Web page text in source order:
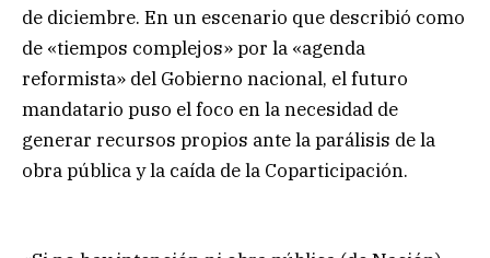
de diciembre. En un escenario que describió como
de «tiempos complejos» por la «agenda
reformista» del Gobierno nacional, el futuro
mandatario puso el foco en la necesidad de
generar recursos propios ante la parálisis de la
obra pública y la caída de la Coparticipación.